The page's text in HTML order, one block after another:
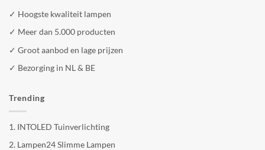
✓ Hoogste kwaliteit lampen
✓ Meer dan 5.000 producten
✓ Groot aanbod en lage prijzen
✓ Bezorging in NL & BE
Trending
1. INTOLED Tuinverlichting
2. Lampen24 Slimme Lampen